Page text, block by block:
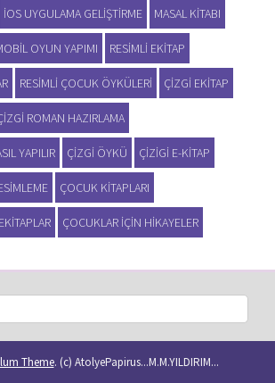
IOS UYGULAMA GELIŞTIRME MASAL KITABI
OYUN YAPIMI RESIMLI EKITAP
RESIMLI ÇOCUK ÖYKÜLERI ÇIZGI EKITAP
ROMAN HAZIRLAMA
YAPILIR ÇIZGI ÖYKÜ ÇIZIGI E-KITAP
ÇOCUK KITAPLARI
ÇOCUKLAR IÇIN HIKAYELER
Theme. (c) AtolyePapirus...M.M.YILDIRIM...